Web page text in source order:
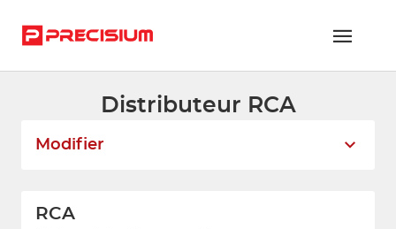
RÉSEAU PRECISIUM
PIÈCES VL ET PL
Distributeur RCA
Modifier
RCA